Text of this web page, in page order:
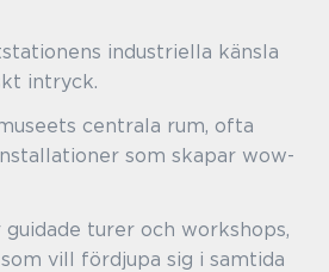
industriella känsla
intryck.
centrala rum, ofta
som skapar wow-
turer och workshops,
vill fördjupa sig i samtida